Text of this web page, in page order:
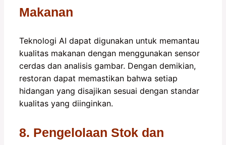
Makanan
Teknologi AI dapat digunakan untuk memantau
kualitas makanan dengan menggunakan sensor
cerdas dan analisis gambar. Dengan demikian,
restoran dapat memastikan bahwa setiap
hidangan yang disajikan sesuai dengan standar
kualitas yang diinginkan.
8. Pengelolaan Stok dan